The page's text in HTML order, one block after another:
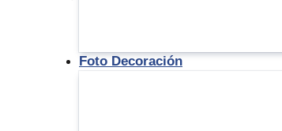
Foto Decoración